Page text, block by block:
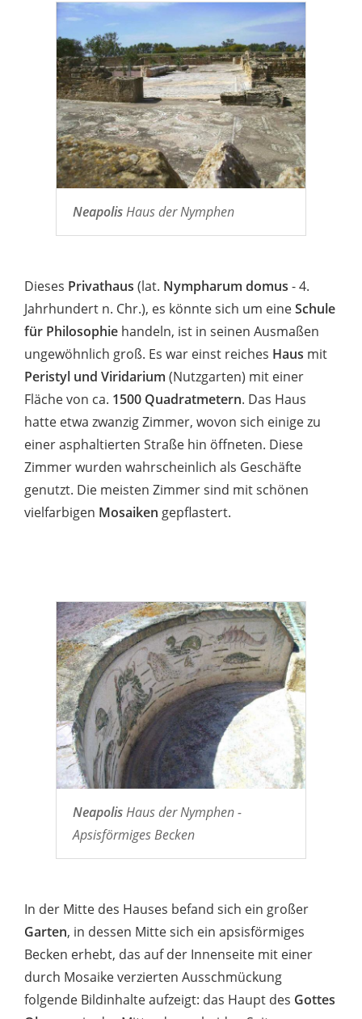
NeapolisHaus der Nymphen
Dieses Privathaus (lat. Nympharum domus - 4.
Jahrhundert n. Chr.), es könnte sich um eineSchule
für Philosophie handeln, ist in seinen Ausmaßen
ungewöhnlich groß. Es war einst reiches Haus mit
Peristyl und Viridarium (Nutzgarten) mit einer
Fläche von ca. 1500 Quadratmetern. Das Haus
hatte etwa zwanzig Zimmer, wovon sich einige zu
einer asphaltierten Straße hin öffneten. Diese
Zimmer wurden wahrscheinlich als Geschäfte
genutzt. Die meisten Zimmer sind mit schönen
vielfarbigen Mosaiken gepflastert.
NeapolisHaus der Nymphen -
Apsisförmiges Becken
In der Mitte des Hauses befand sich ein großer
Garten, in dessen Mitte sich ein apsisförmiges
Becken erhebt, das auf der Innenseite mit einer
durch Mosaike verzierten Ausschmückung
folgende Bildinhalte aufzeigt: das Haupt des Gottes